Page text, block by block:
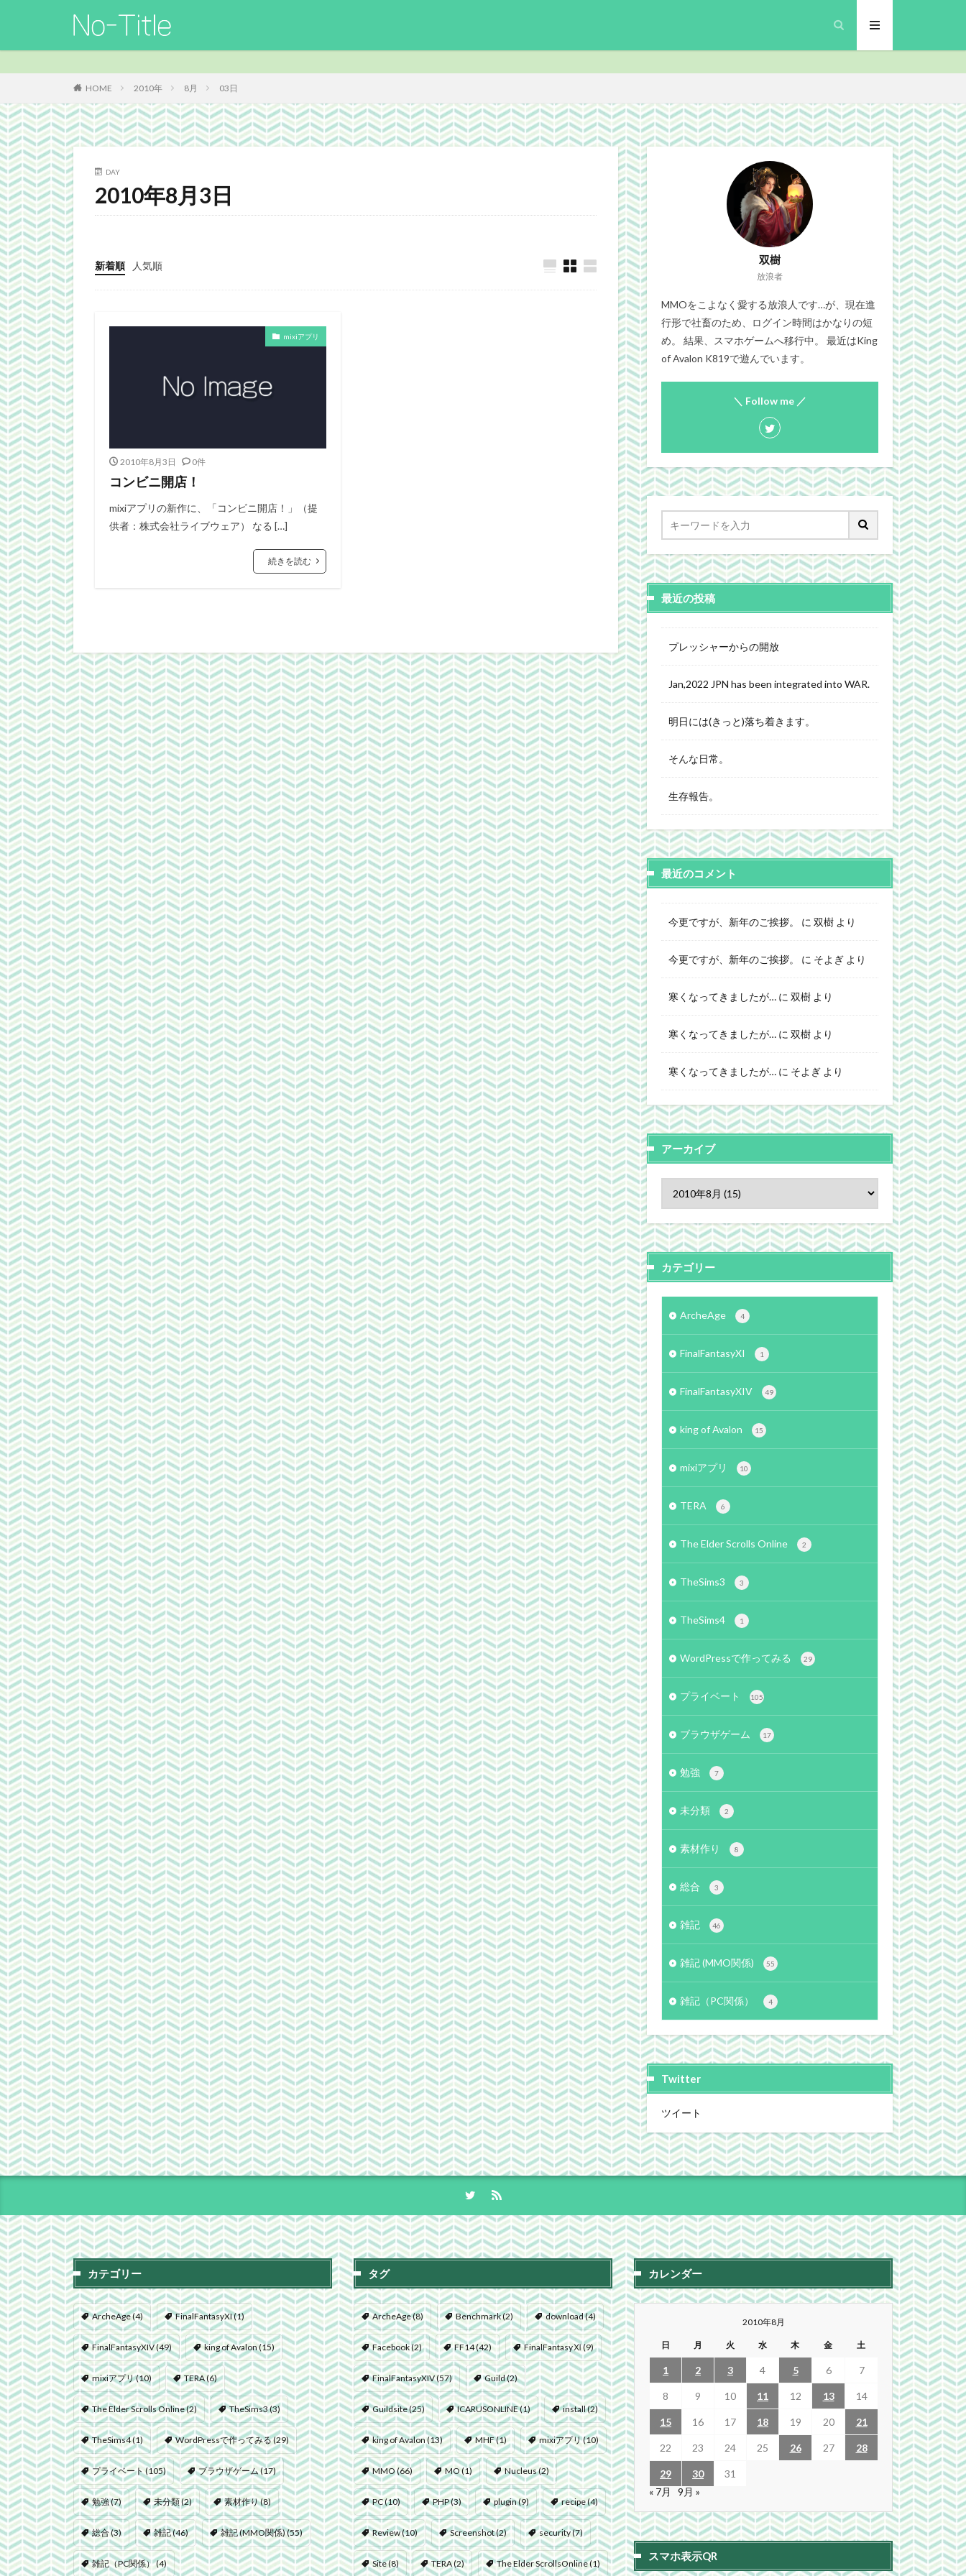
HOME 2010年 8月 03日
DAY
2010年8月3日
新着順 人気順
mixiアプリ
2010年8月3日 0件
コンビニ開店！
mixiアプリの新作に、「コンビニ開店！」（提
供者：株式会社ライブウェア） なる […]
続きを読む
双樹
放浪者
MMOをこよなく愛する放浪人です…が、現在進
行形で社畜のため、ログイン時間はかなりの短
め。 結果、スマホゲームへ移行中。 最近はKing
of Avalon K819で遊んでいます。
＼ Follow me ／
最近の投稿
プレッシャーからの開放
Jan,2022 JPN has been integrated into WAR.
明日には(きっと)落ち着きます。
そんな日常。
生存報告。
最近のコメント
今更ですが、新年のご挨拶。 に 双樹 より
今更ですが、新年のご挨拶。 に そよぎ より
寒くなってきましたが… に 双樹 より
寒くなってきましたが… に 双樹 より
寒くなってきましたが… に そよぎ より
アーカイブ
カテゴリー
ArcheAge 4
FinalFantasyXI 1
FinalFantasyXIV 49
king of Avalon 15
mixiアプリ 10
TERA 6
The Elder Scrolls Online 2
TheSims3 3
TheSims4 1
WordPressで作ってみる 29
プライベート 105
ブラウザゲーム 17
勉強 7
未分類 2
素材作り 8
総合 3
雑記 46
雑記 (MMO関係) 55
雑記（PC関係） 4
Twitter
ツイート
カテゴリー
ArcheAge(4) FinalFantasyXI(1)
FinalFantasyXIV(49) king of Avalon(15)
mixiアプリ(10) TERA(6)
The Elder Scrolls Online(2) TheSims3(3)
TheSims4(1) WordPressで作ってみる(29)
プライベート(105) ブラウザゲーム(17)
勉強(7) 未分類(2) 素材作り(8)
総合(3) 雑記(46) 雑記 (MMO関係)(55)
雑記（PC関係）(4)
タグ
ArcheAge(8) Benchmark(2) download(4)
Facebook(2) FF14(42) FinalFantasyⅪ(9)
FinalFantasyXIV(57) Guild(2)
Guildsite(25) ICARUSONLINE(1) install(2)
king of Avalon(13) MHF(1) mixiアプリ(10)
MMO(66) MO(1) Nucleus(2)
PC(10) PHP(3) plugin(9) recipe(4)
Review(10) Screenshot(2) security(7)
Site(8) TERA(2) The Elder ScrollsOnline(1)
カレンダー
2010年8月
日 月 火 水 木 金 土
1 2 3 4 5 6 7
8 9 10 11 12 13 14
15 16 17 18 19 20 21
22 23 24 25 26 27 28
29 30
31
« 7月
9月 »
スマホ表示QR
カテゴリー
タグ
ArcheAge Benchmark download Facebook FF14 FinalFantasyⅪ
FinalFantasyXIV
mixiアプリ
Screenshot security
WebDesign
サービス終了
国政
雑記